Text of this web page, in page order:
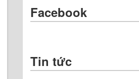
Facebook
Tin tức